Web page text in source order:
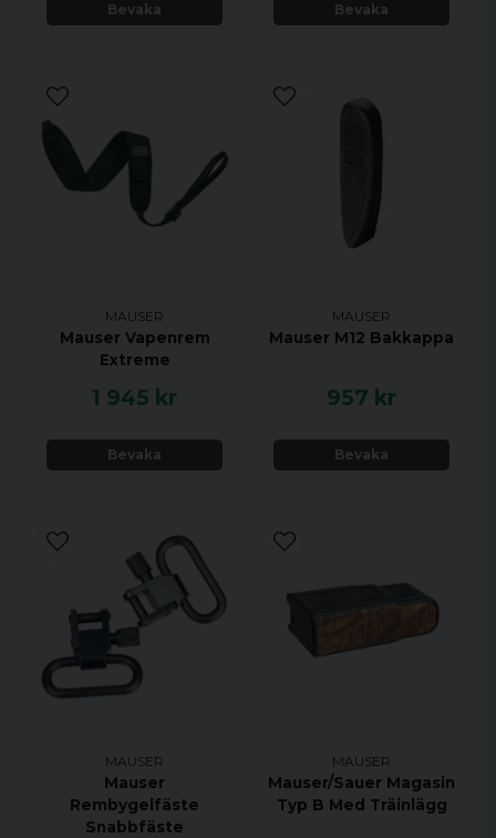
Bevaka Bevaka
MAUSER
Mauser Vapenrem
Extreme
1 945 kr
Bevaka
MAUSER
Mauser M12 Bakkappa
957 kr
Bevaka
MAUSER
Mauser
Rembygelfäste
Snabbfäste
MAUSER
Mauser/Sauer Magasin
Typ B Med Träinlägg